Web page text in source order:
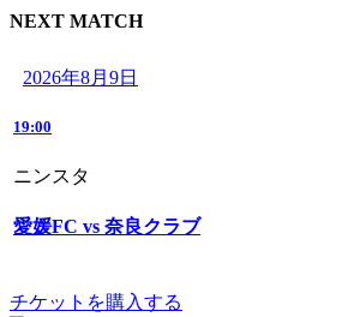
NEXT MATCH
2026年8月9日
19:00
ニンスタ
愛媛FC vs 奈良クラブ
チケットを購入する